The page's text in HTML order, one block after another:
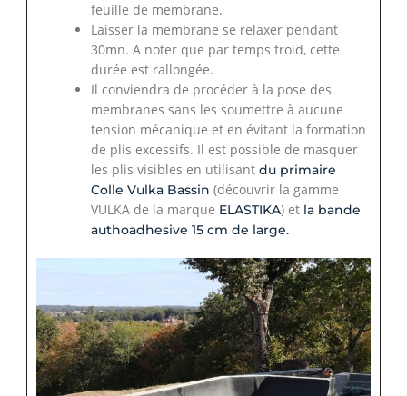
feuille de membrane.
Laisser la membrane se relaxer pendant
30mn. A noter que par temps froid, cette
durée est rallongée.
Il conviendra de procéder à la pose des
membranes sans les soumettre à aucune
tension mécanique et en évitant la formation
de plis excessifs. Il est possible de masquer
les plis visibles en utilisantdu primaire
Colle Vulka Bassin (découvrir la gamme
VULKA de la marque ELASTIKA) et la bande
authoadhesive 15 cm de large.